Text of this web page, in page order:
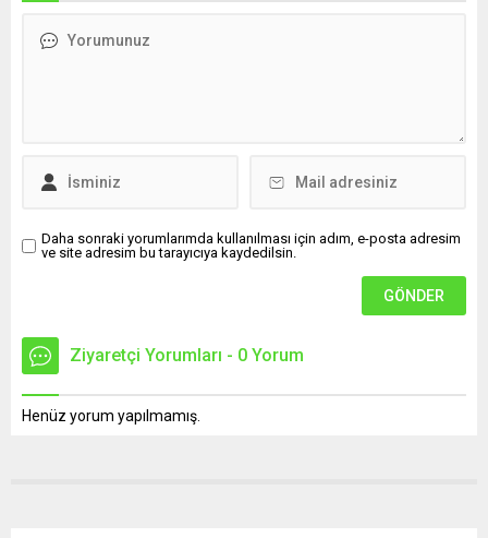
Daha sonraki yorumlarımda kullanılması için adım, e-posta adresim
ve site adresim bu tarayıcıya kaydedilsin.
Ziyaretçi Yorumları - 0 Yorum
Henüz yorum yapılmamış.